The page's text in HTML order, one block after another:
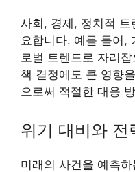
사회, 경제, 정치적
요합니다. 예를 들어,
로벌 트렌드로 자리
책 결정에도 큰 영향
으로써 적절한 대응
위기 대비와 전
미래의 사건을 예측